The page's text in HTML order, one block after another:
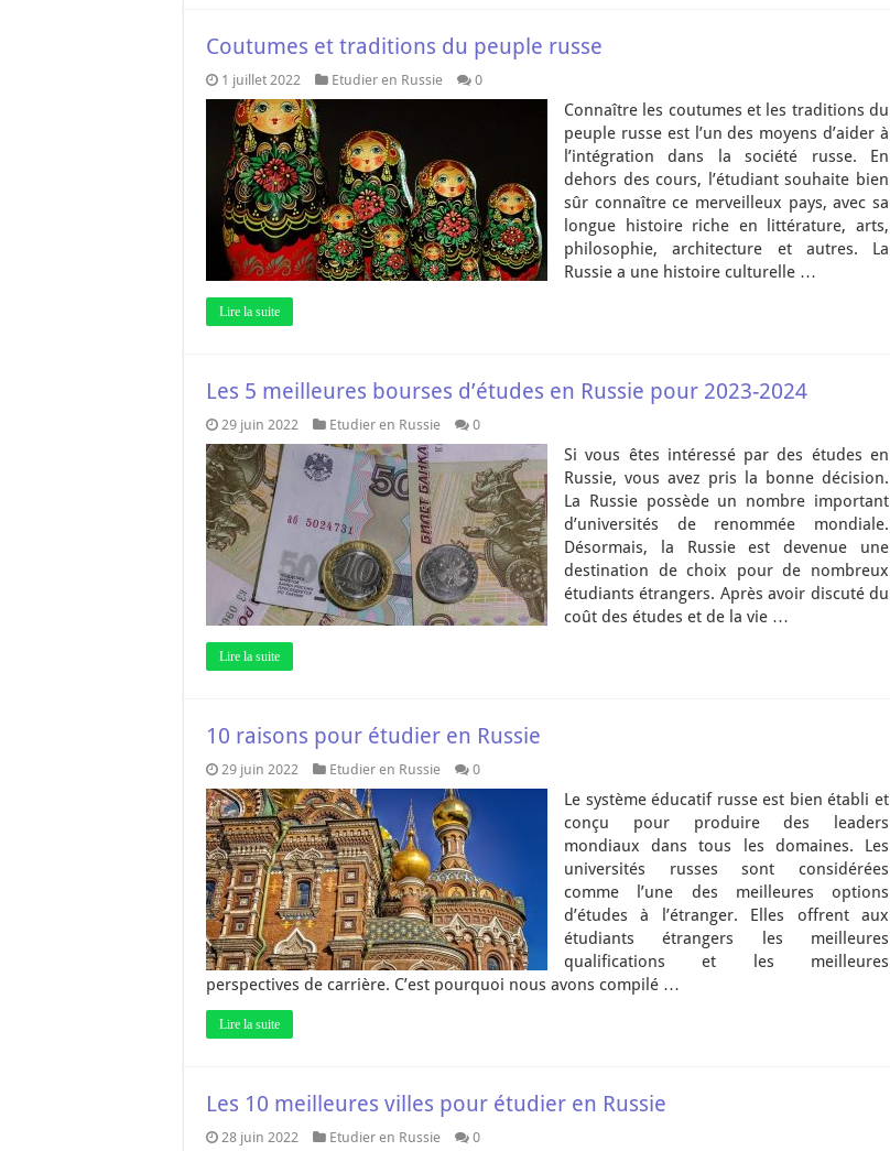
Coutumes et traditions du peuple russe
1 juillet 2022 Etudier en Russie 0
Connaître les coutumes et les traditions du
peuple russe est l’un des moyens d’aider à
l’intégration dans la société russe. En
dehors des cours, l’étudiant souhaite bien
sûr connaître ce merveilleux pays, avec sa
longue histoire riche en littérature, arts,
philosophie, architecture et autres. La
Russie a une histoire culturelle …
Lire la suite
Les 5 meilleures bourses d’études en Russie pour 2023-2024
29 juin 2022 Etudier en Russie 0
Si vous êtes intéressé par des études en
Russie, vous avez pris la bonne décision.
La Russie possède un nombre important
d’universités de renommée mondiale.
Désormais, la Russie est devenue une
destination de choix pour de nombreux
étudiants étrangers. Après avoir discuté du
coût des études et de la vie …
Lire la suite
10 raisons pour étudier en Russie
29 juin 2022 Etudier en Russie 0
Le système éducatif russe est bien établi et
conçu pour produire des leaders
mondiaux dans tous les domaines. Les
universités russes sont considérées
comme l’une des meilleures options
d’études à l’étranger. Elles offrent aux
étudiants étrangers les meilleures
qualifications et les meilleures
perspectives de carrière. C’est pourquoi nous avons compilé …
Lire la suite
Les 10 meilleures villes pour étudier en Russie
28 juin 2022 Etudier en Russie 0